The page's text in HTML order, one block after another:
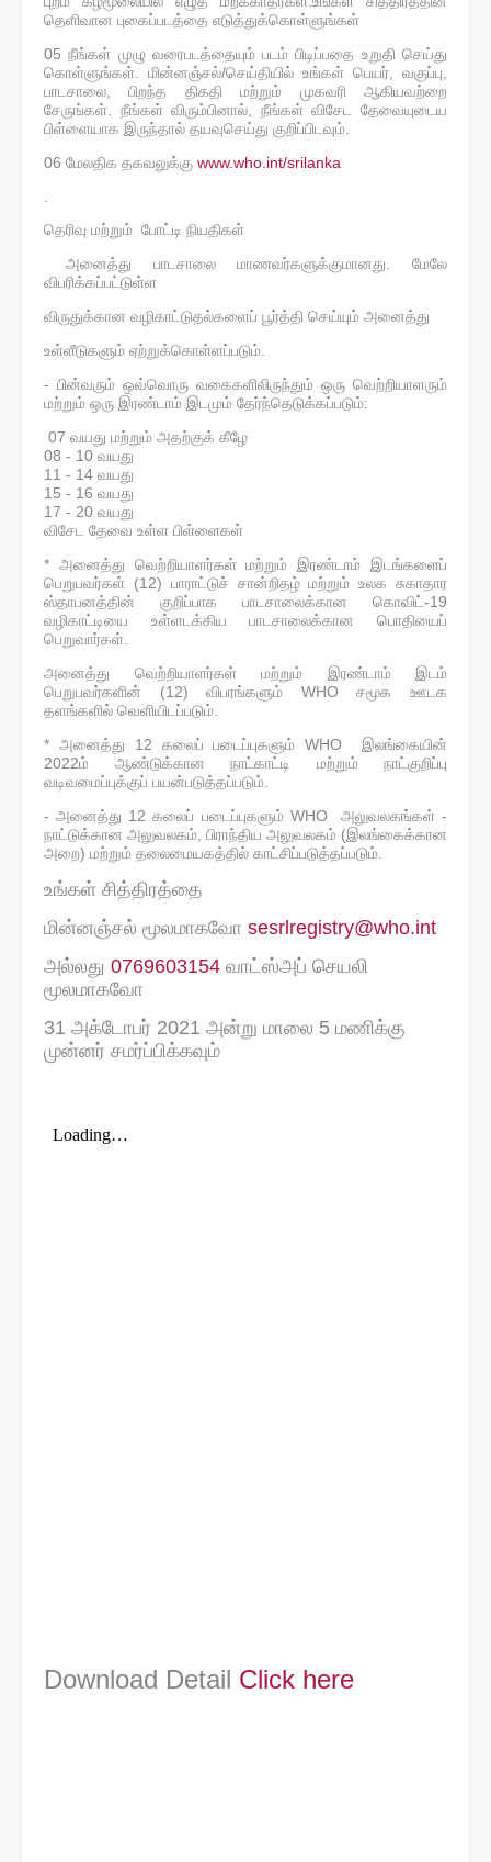
தெளிவான புகைப்படத்தை எடுத்துக்கொள்ளுங்கள்
05 நீங்கள் முழு வரைபடத்தையும் படம் பிடிப்பதை உறுதி செய்து
கொள்ளுங்கள். மின்னஞ்சல்/செய்தியில் உங்கள் பெயர், வகுப்பு,
பாடசாலை, பிறந்த திகதி மற்றும் முகவரி ஆகியவற்றை
சேருங்கள். நீங்கள் விரும்பினால், நீங்கள் விசேட தேவையுடைய
பிள்ளையாக இருந்தால் தயவுசெய்து குறிப்பிடவும்.
06 மேலதிக தகவலுக்கு www.who.int/srilanka
தெரிவு மற்றும் போட்டி நியதிகள்
அனைத்து பாடசாலை மாணவர்களுக்குமானது. மேலே
விபரிக்கப்பட்டுள்ள
விருதுக்கான வழிகாட்டுதல்களைப் பூர்த்தி செய்யும் அனைத்து
உள்ளீடுகளும் ஏற்றுக்கொள்ளப்படும்.
- பின்வரும் ஒவ்வொரு வகைகளிலிருந்தும் ஒரு வெற்றியாளரும்
மற்றும் ஒரு இரண்டாம் இடமும் தேர்ந்தெடுக்கப்படும்:
07 வயது மற்றும் அதற்குக் கீழே
08 - 10 வயது
11 - 14 வயது
15 - 16 வயது
17 - 20 வயது
விசேட தேவை உள்ள பிள்ளைகள்
* அனைத்து வெற்றியாளர்கள் மற்றும் இரண்டாம் இடங்களைப்
பெறுபவர்கள் (12) பாராட்டுச் சான்றிதழ் மற்றும் உலக சுகாதார
ஸ்தாபனத்தின் குறிப்பாக பாடசாலைக்கான கொவிட்-19
வழிகாட்டியை உள்ளடக்கிய பாடசாலைக்கான பொதியைப்
பெறுவார்கள்.
அனைத்து வெற்றியாளர்கள் மற்றும் இரண்டாம் இடம்
பெறுபவர்களின் (12) விபரங்களும் WHO சமூக ஊடக
தளங்களில் வெளியிடப்படும்.
* அனைத்து 12 கலைப் படைப்புகளும் WHO இலங்கையின்
2022ம் ஆண்டுக்கான நாட்காட்டி மற்றும் நாட்குறிப்பு
வடிவமைப்புக்குப் பயன்படுத்தப்படும்.
- அனைத்து 12 கலைப் படைப்புகளும் WHO அலுவலகங்கள் -
நாட்டுக்கான அலுவலகம், பிராந்திய அலுவலகம் (இலங்கைக்கான
அறை) மற்றும் தலைமையகத்தில் காட்சிப்படுத்தப்படும்.
உங்கள் சித்திரத்தை
மின்னஞ்சல் மூலமாகவோ sesrlregistry@who.int
அல்லது 0769603154 வாட்ஸ்அப் செயலி
மூலமாகவோ
31 அக்டோபர் 2021 அன்று மாலை 5 மணிக்கு
முன்னர் சமர்ப்பிக்கவும்
Download Detail Click here